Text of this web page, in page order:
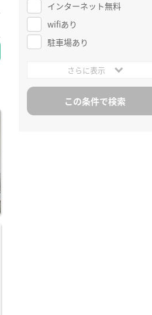
インターネット無料
wifiあり
駐車場あり
さらに表示